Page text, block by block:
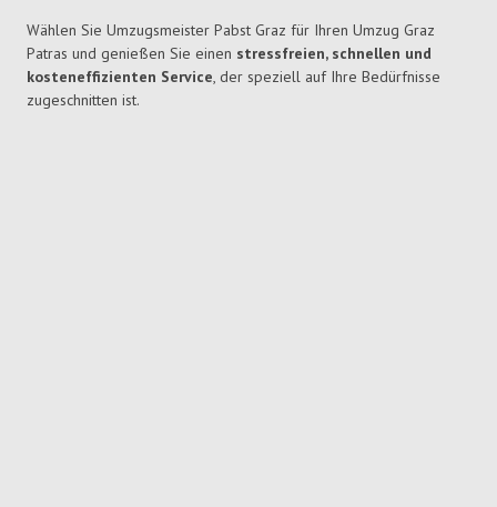
Wählen Sie Umzugsmeister Pabst Graz für Ihren Umzug Graz
Patras und genießen Sie einen stressfreien, schnellen und
kosteneffizienten Service, der speziell auf Ihre Bedürfnisse
zugeschnitten ist.